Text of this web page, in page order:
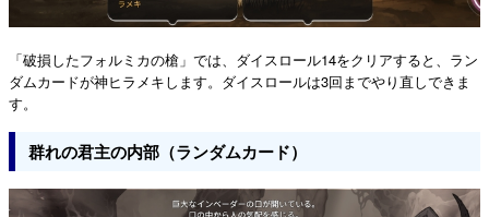
「破損したフォルミカの槍」では、ダイスロール14をクリアすると、ラン
ダムカードが神ヒラメキします。ダイスロールは3回までやり直しできま
す。
群れの君主の内部（ランダムカード）